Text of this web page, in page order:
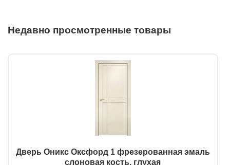
Недавно просмотренные товары
Дверь Оникс Оксфорд 1 фрезерованная эмаль
слоновая кость, глухая